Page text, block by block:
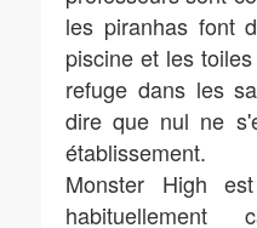
les piranhas font
piscine et les
refuge dans les
dire que nul ne
établissement.
Monster High